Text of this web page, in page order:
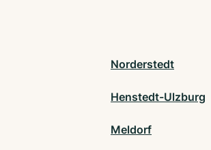
Norderstedt
Henstedt-Ulzburg
Meldorf